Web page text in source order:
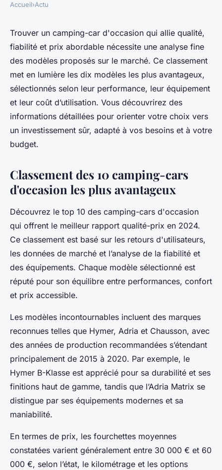
Les 10 camping-cars
d'occasion les plus avantageux
à explorer
Eva•12 août 2025•7 min de lecture
Accueil›Actu
Trouver un camping-car d'occasion qui allie qualité,
fiabilité et prix abordable nécessite une analyse fine
des modèles proposés sur le marché. Ce classement
met en lumière les dix modèles les plus avantageux,
sélectionnés selon leur performance, leur équipement
et leur coût d’utilisation. Vous découvrirez des
informations détaillées pour orienter votre choix vers
un investissement sûr, adapté à vos besoins et à votre
budget.
Classement des 10 camping-cars
d'occasion les plus avantageux
Découvrez le top 10 des camping-cars d'occasion
qui offrent le meilleur rapport qualité-prix en 2024.
Ce classement est basé sur les retours d'utilisateurs,
les données de marché et l’analyse de la fiabilité et
des équipements. Chaque modèle sélectionné est
réputé pour son équilibre entre performances, confort
et prix accessible.
Les modèles incontournables incluent des marques
reconnues telles que Hymer, Adria et Chausson, avec
des années de production recommandées s’étendant
principalement de 2015 à 2020. Par exemple, le
Hymer B-Klasse est apprécié pour sa durabilité et ses
finitions haut de gamme, tandis que l’Adria Matrix se
distingue par ses équipements modernes et sa
maniabilité.
En termes de prix, les fourchettes moyennes
constatées varient généralement entre 30 000 € et 60
000 €, selon l’état, le kilométrage et les options